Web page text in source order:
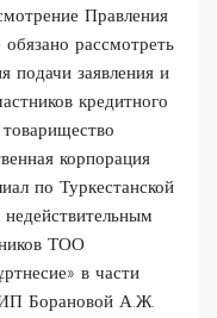
Правления
рассмотреть
подачи заявления и
кредитного
корпорация
по Туркестанской
ТОО
в части
ИП Борановой А.Ж.